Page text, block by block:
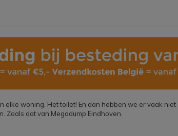
woning. Het toilet! En dan hebben we er vaak
Zoals dat van Megadump Eindhoven.